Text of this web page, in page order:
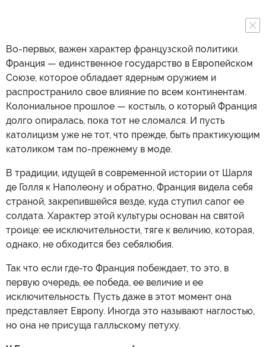
Во-первых, важен характер французской политики.
Франция — единственное государство в Европейском
Союзе, которое обладает ядерным оружием и
распространило свое влияние по всем континентам.
Колониальное прошлое — костыль, о который Франция
долго опиралась, пока тот не сломался. И пусть
католицизм уже не тот, что прежде, быть практикующим
католиком там по-прежнему в моде.
В традиции, идущей в современной истории от Шарля
де Голля к Наполеону и обратно, Франция видела себя
страной, закрепившейся везде, куда ступил сапог ее
солдата. Характер этой культуры основан на святой
троице: ее исключительности, тяге к величию, которая,
однако, не обходится без себялюбия.
Так что если где-то Франция побеждает, то это, в
первую очередь, ее победа, ее величие и ее
исключительность. Пусть даже в этот момент она
представляет Европу. Иногда это называют наглостью,
но она не присуща галльскому петуху.